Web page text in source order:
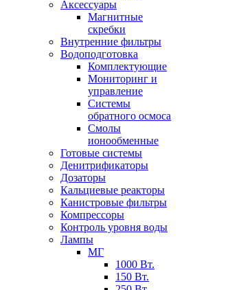
Аксессуары
Магнитные
скребки
Внутренние фильтры
Водоподготовка
Комплектующие
Мониторинг и
управление
Системы
обратного осмоса
Смолы
ионообменные
Готовые системы
Денитрификаторы
Дозаторы
Кальциевые реакторы
Канистровые фильтры
Компрессоры
Контроль уровня воды
Лампы
МГ
1000 Вт.
150 Вт.